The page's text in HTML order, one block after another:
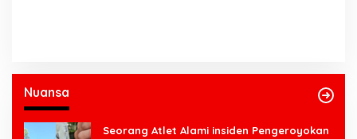
Nuansa
Seorang Atlet Alami insiden Pengeroyokan